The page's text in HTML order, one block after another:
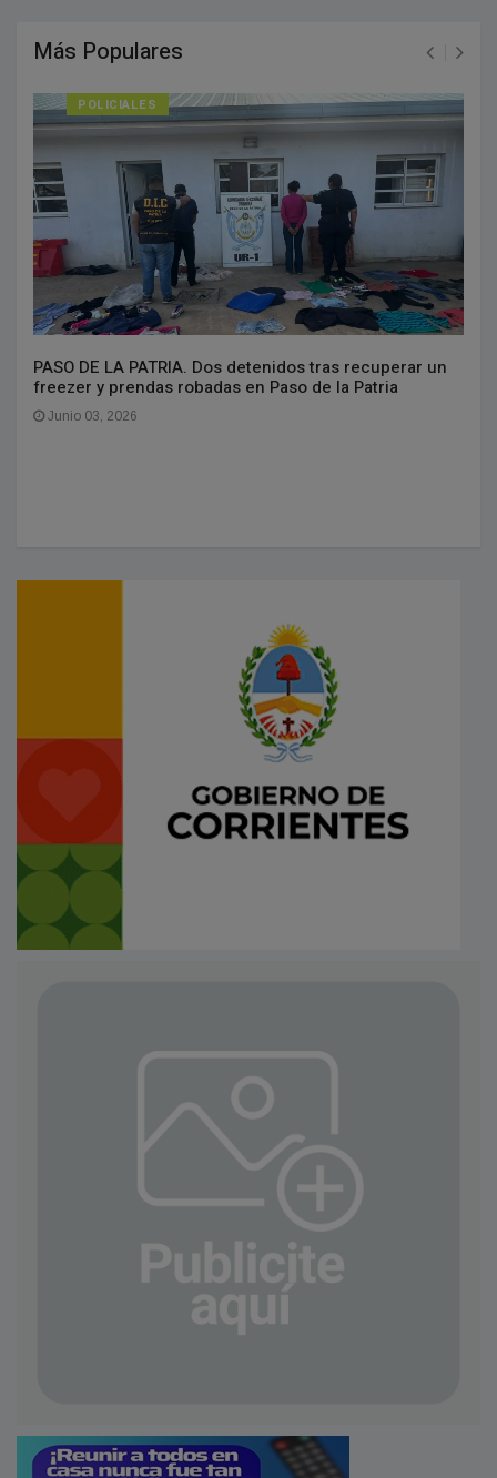
Más Populares
POLICIALES
PASO DE LA PATRIA. Dos detenidos tras recuperar un
freezer y prendas robadas en Paso de la Patria
Junio 03, 2026